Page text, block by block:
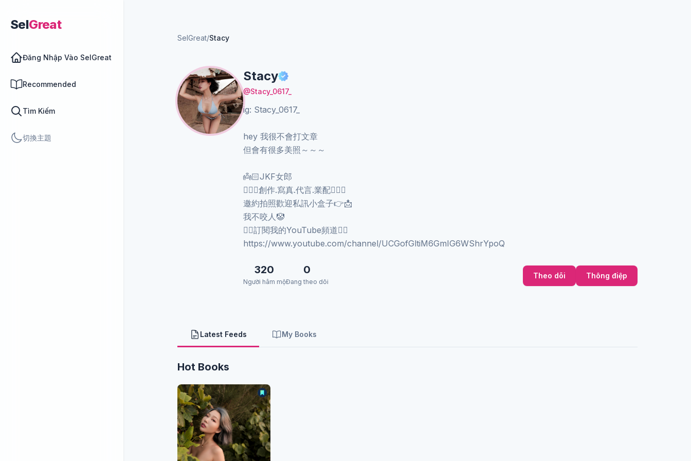
SelGreat
Đăng Nhập Vào SelGreat
Recommended
Tìm Kiếm
切換主題
SelGreat/Stacy
Stacy
@Stacy_0617_
ig: Stacy_0617_
hey 我很不會打文章
但會有很多美照～～～
👼🏻JKF女郎
️🧚🏻‍♀️創作.寫真.代言.業配🧚🏻‍♀️
邀約拍照歡迎私訊小盒子👉📩
我不咬人🤡
👇🏻訂閱我的YouTube頻道👇🏻
https://www.youtube.com/channel/UCGofGltiM6GmIG6WShrYpoQ
320
Người hâm mộ
0
Đang theo dõi
Theo dõi Thông điệp
Latest Feeds My Books
Hot Books